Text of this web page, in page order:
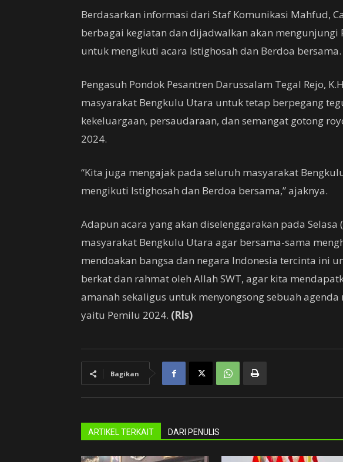
Berdasarkan informasi dari Staf Komunikasi Mahfud,
berbagai kegiatan dan dijadwalkan akan mengunjungi
untuk mengikuti acara Istighosah dan Berdoa bersama.
Pengasuh Pondok Pesantren Darussalam Tegal Rejo,
masyarakat Bengkulu Utara untuk tetap berpegang
kekeluargaan, persaudaraan, dan semangat gotong
2024.
“Kita juga mengajak pada seluruh masyarakat
mengikuti Istighosah dan Berdoa bersama,” ajaknya.
Adapun acara yang akan diselenggarakan pada Selasa
masyarakat Bengkulu Utara agar bersama-sama
mendoakan bangsa dan negara Indonesia tercinta ini
berkat dan rahmat oleh Allah SWT, agar kita
amanah sekaligus untuk menyongsong sebuah
yaitu Pemilu 2024. (Rls)
Bagikan
ARTIKEL TERKAIT DARI PENULIS